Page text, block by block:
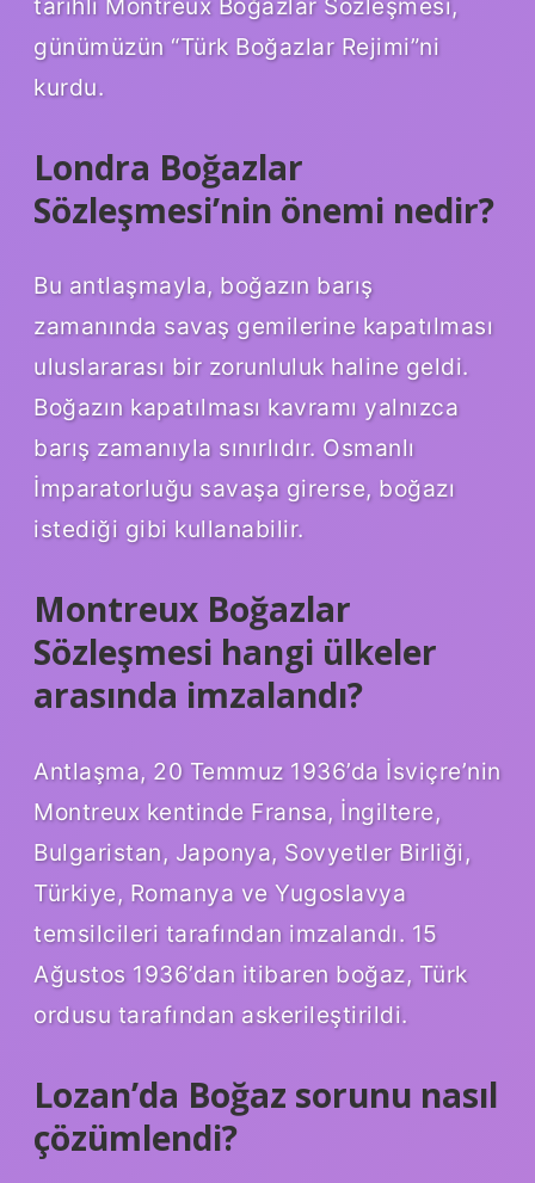
günümüzün “Türk Boğazlar Rejimi”ni
kurdu.
Londra Boğazlar
Sözleşmesi’nin önemi nedir?
Bu antlaşmayla, boğazın barış
zamanında savaş gemilerine kapatılması
uluslararası bir zorunluluk haline geldi.
Boğazın kapatılması kavramı yalnızca
barış zamanıyla sınırlıdır. Osmanlı
İmparatorluğu savaşa girerse, boğazı
istediği gibi kullanabilir.
Montreux Boğazlar
Sözleşmesi hangi ülkeler
arasında imzalandı?
Antlaşma, 20 Temmuz 1936’da İsviçre’nin
Montreux kentinde Fransa, İngiltere,
Bulgaristan, Japonya, Sovyetler Birliği,
Türkiye, Romanya ve Yugoslavya
temsilcileri tarafından imzalandı. 15
Ağustos 1936’dan itibaren boğaz, Türk
ordusu tarafından askerileştirildi.
Lozan’da Boğaz sorunu nasıl
çözümlendi?